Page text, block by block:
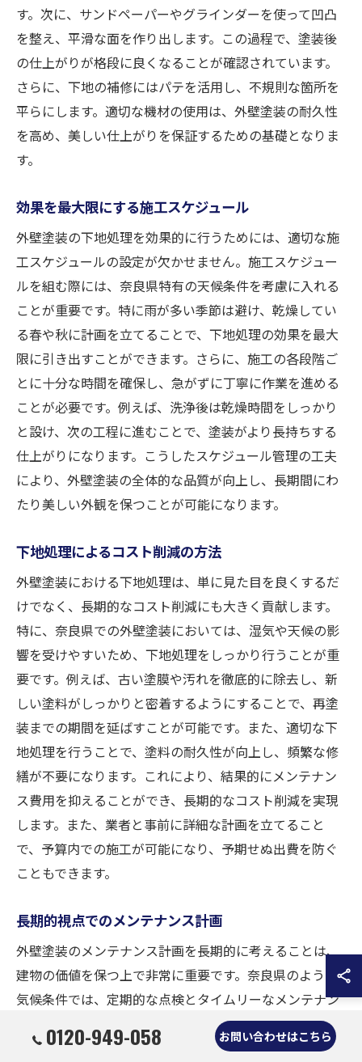
す。次に、サンドペーパーやグラインダーを使って凹凸
を整え、平滑な面を作り出します。この過程で、塗装後
の仕上がりが格段に良くなることが確認されています。
さらに、下地の補修にはパテを活用し、不規則な箇所を
平らにします。適切な機材の使用は、外壁塗装の耐久性
を高め、美しい仕上がりを保証するための基礎となりま
す。
効果を最大限にする施工スケジュール
外壁塗装の下地処理を効果的に行うためには、適切な施
工スケジュールの設定が欠かせません。施工スケジュー
ルを組む際には、奈良県特有の天候条件を考慮に入れる
ことが重要です。特に雨が多い季節は避け、乾燥してい
る春や秋に計画を立てることで、下地処理の効果を最大
限に引き出すことができます。さらに、施工の各段階ご
とに十分な時間を確保し、急がずに丁寧に作業を進める
ことが必要です。例えば、洗浄後は乾燥時間をしっかり
と設け、次の工程に進むことで、塗装がより長持ちする
仕上がりになります。こうしたスケジュール管理の工夫
により、外壁塗装の全体的な品質が向上し、長期間にわ
たり美しい外観を保つことが可能になります。
下地処理によるコスト削減の方法
外壁塗装における下地処理は、単に見た目を良くするだ
けでなく、長期的なコスト削減にも大きく貢献します。
特に、奈良県での外壁塗装においては、湿気や天候の影
響を受けやすいため、下地処理をしっかり行うことが重
要です。例えば、古い塗膜や汚れを徹底的に除去し、新
しい塗料がしっかりと密着するようにすることで、再塗
装までの期間を延ばすことが可能です。また、適切な下
地処理を行うことで、塗料の耐久性が向上し、頻繁な修
繕が不要になります。これにより、結果的にメンテナン
ス費用を抑えることができ、長期的なコスト削減を実現
します。また、業者と事前に詳細な計画を立てること
で、予算内での施工が可能になり、予期せぬ出費を防ぐ
こともできます。
長期的視点でのメンテナンス計画
外壁塗装のメンテナンス計画を長期的に考えることは、
建物の価値を保つ上で非常に重要です。奈良県のような
気候条件では、定期的な点検とタイムリーなメンテナン
スが求められます。例えば、5年ごとの外壁検査によっ
て、早期に問題を発見し、部分的な補修で事態の悪化を
0120-949-058 お問い合わせはこちら